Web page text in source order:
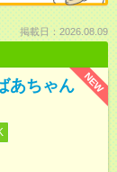
掲載日：2026.08.09
NEW
あちゃん